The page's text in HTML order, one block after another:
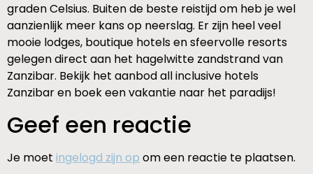
graden Celsius. Buiten de beste reistijd om heb je wel
aanzienlijk meer kans op neerslag. Er zijn heel veel
mooie lodges, boutique hotels en sfeervolle resorts
gelegen direct aan het hagelwitte zandstrand van
Zanzibar. Bekijk het aanbod all inclusive hotels
Zanzibar en boek een vakantie naar het paradijs!
Geef een reactie
Je moet ingelogd zijn op om een reactie te plaatsen.